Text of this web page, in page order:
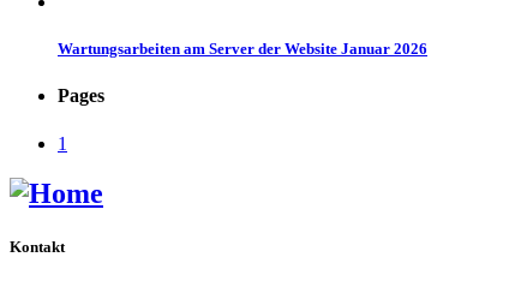
Wartungsarbeiten am Server der Website Januar 2026
Pages
1
Kontakt